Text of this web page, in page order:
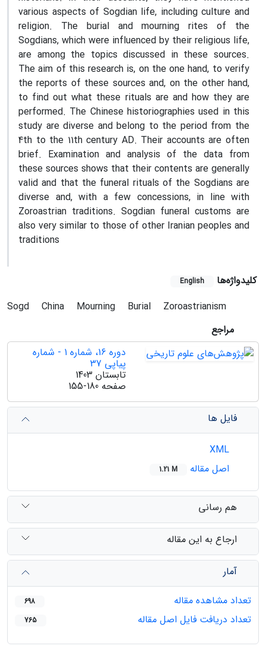
various aspects of Sogdian life, including culture and
religion. The burial and mourning rites of the
Sogdians, which were influenced by their religious life,
are among the topics discussed in these sources.
The aim of this research is, on the one hand, to verify
the reports of these sources and, on the other hand,
to find out what these rituals are and how they are
performed. The Chinese historiographies used in this
study are diverse and belong to the period from the
4th to the 11th century AD. Their accounts are often
brief. Examination and analysis of the data from
these sources shows that their contents are generally
valid and that the funeral rituals of the Sogdians are
diverse and, with a few concessions, in line with
Zoroastrian traditions. Sogdian funeral customs are
also very similar to those of other Iranian peoples and
traditions
کلیدواژه‌ها English
Sogd China Mourning Burial
Zoroastrianism
مراجع
دوره 16، شماره 1 - شماره
پیاپی 37
تابستان 1403
صفحه 155-180
فایل ها
اصل مقاله
1.21 M
هم رسانی
ارجاع به این مقاله
آمار
تعداد مشاهده مقاله
698
تعداد دریافت فایل اصل مقاله 765